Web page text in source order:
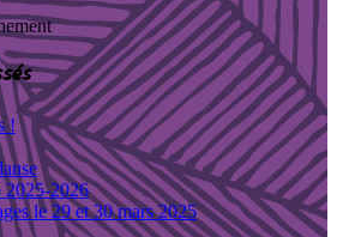
!
2025-2026
le 29 et 30 mars 2025